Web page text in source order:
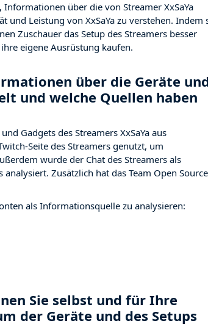
über die von Streamer XxSaYa
und Leistung von XxSaYa zu verstehen. Indem
Zuschauer das Setup des Streamers besser
eigene Ausrüstung kaufen.
über die Geräte
und welche Quellen haben
Gadgets des Streamers XxSaYa aus
Seite des Streamersgenutzt, um
wurde der Chat des Streamers als
Zusätzlich hat das Team Open
als Informationsquelle zu analysieren:
Sie selbst und für Ihre
der Geräte und des Setups